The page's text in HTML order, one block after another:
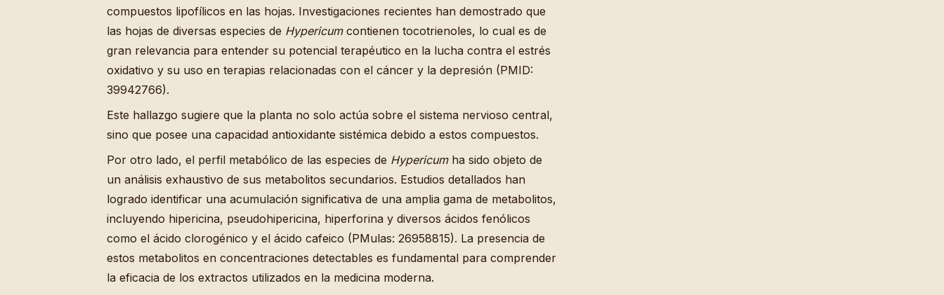
compuestos lipofílicos en las hojas. Investigaciones recientes han demostrado que
las hojas de diversas especies de Hypericumcontienen tocotrienoles, lo cual es de
gran relevancia para entender su potencial terapéutico en la lucha contra el estrés
oxidativo y su uso en terapias relacionadas con el cáncer y la depresión (PMID:
39942766).
Este hallazgo sugiere que la planta no solo actúa sobre el sistema nervioso central,
sino que posee una capacidad antioxidante sistémica debido a estos compuestos.
Por otro lado, el perfil metabólico de las especies de Hypericumha sido objeto de
un análisis exhaustivo de sus metabolitos secundarios. Estudios detallados han
logrado identificar una acumulación significativa de una amplia gama de metabolitos,
incluyendo hipericina, pseudohipericina, hiperforina y diversos ácidos fenólicos
como el ácido clorogénico y el ácido cafeico (PMulas: 26958815). La presencia de
estos metabolitos en concentraciones detectables es fundamental para comprender
la eficacia de los extractos utilizados en la medicina moderna.